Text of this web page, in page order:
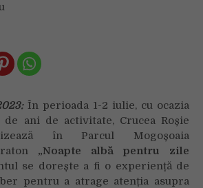
pentru
zile
negre
vino
să
afli
de
la
Crucea
În perioada 1-2 iulie, cu ocazia
ani de activitate, Crucea Roșie
în Parcul Mogoșoaia
„Noapte albă pentru zile
se dorește a fi o experiență de
pentru a atrage atenția asupra